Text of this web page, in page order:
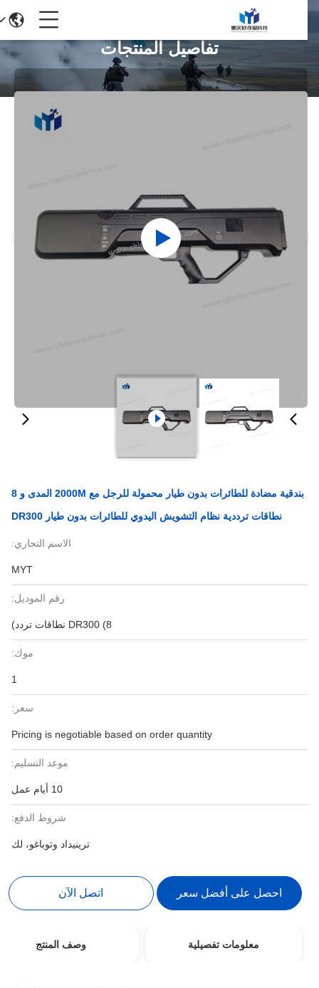
تفاصيل المنتجات
بندقية مضادة للطائرات بدون طيار محمولة للرجل مع 2000M المدى و 8
نطاقات ترددية نظام التشويش اليدوي للطائرات بدون طيار DR300
الاسم التجاري:
MYT
رقم الموديل:
DR300 (8 نطاقات تردد)
موك:
سعر:
Pricing is negotiable based on order quantity
موعد التسليم:
10 أيام عمل
شروط الدفع:
ترينيداد وتوباغو، لك
احصل على أفضل سعر اتصل الآن
معلومات تفصيلية وصف المنتج